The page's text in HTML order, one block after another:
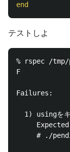
end
テストしよ
% rspec /
F
Failures:
1) usingを
# ./